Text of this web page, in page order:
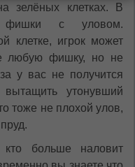
зелёных клетках. В
фишки с уловом.
клетке, игрок может
любую фишку, но не
у вас не получится
утонувший
тоже не плохой улов,
больше наловит